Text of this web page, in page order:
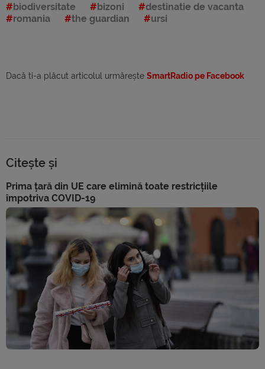
biodiversitate bizoni
destinatie de vacanta
romania
the guardian ursi
Dacă ti-a plăcut articolul urmărește SmartRadio pe Facebook
Citește și
Prima țară din UE care elimină toate restricțiile
împotriva COVID-19